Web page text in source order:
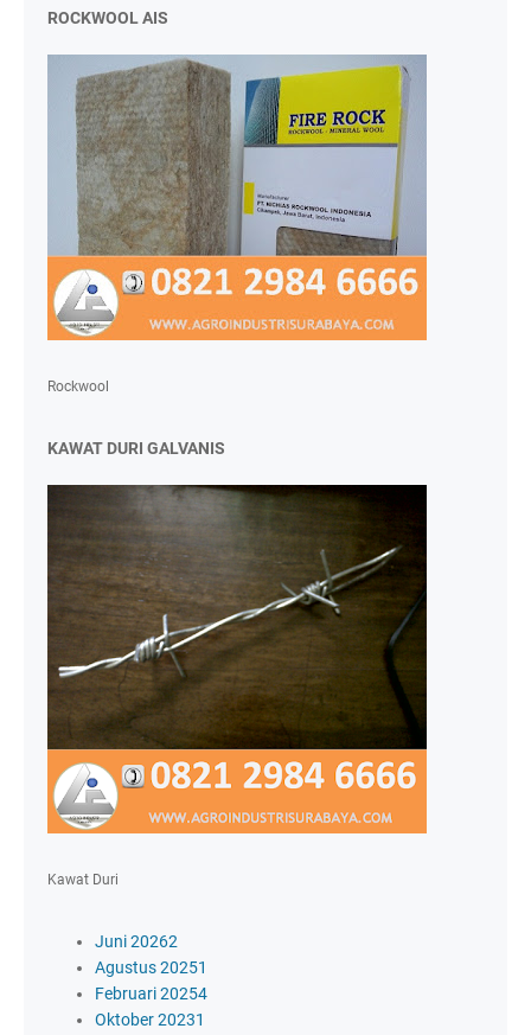
ROCKWOOL AIS
Rockwool
KAWAT DURI GALVANIS
Kawat Duri
Juni 20262
Agustus 20251
Februari 20254
Oktober 20231